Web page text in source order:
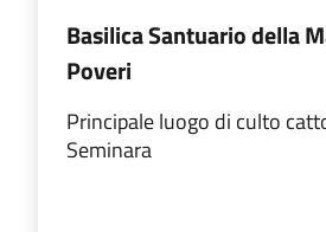
Basilica Santuario della
Poveri
Principale luogo di culto
Seminara